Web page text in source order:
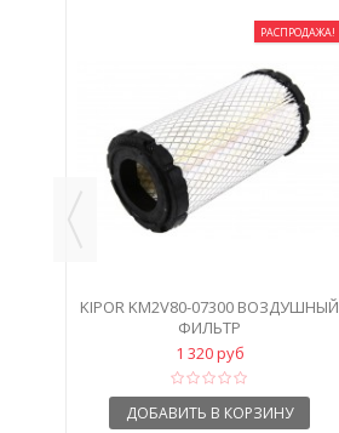
РАСПРОДАЖА!
KIPOR KM2V80-07300 ВОЗДУШНЫЙ
ФИЛЬТР
1 320 руб
ДОБАВИТЬ В КОРЗИНУ